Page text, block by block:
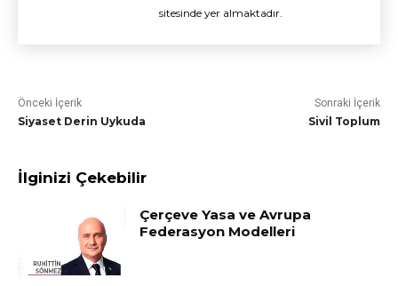
sitesinde yer almaktadır.
Önceki İçerik
Siyaset Derin Uykuda
Sonraki İçerik
Sivil Toplum
İlginizi Çekebilir
Çerçeve Yasa ve Avrupa
Federasyon Modelleri